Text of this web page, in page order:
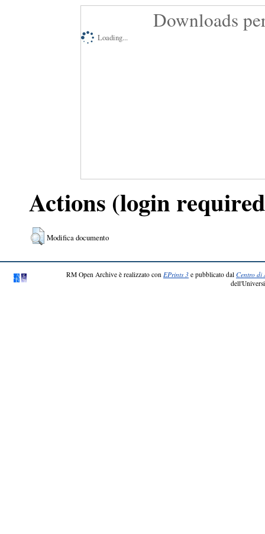
Downloads
Loading...
Actions (login
Modifica documento
RM Open Archive è realizzato con EPrints 3 e pubblicato dal Centro di